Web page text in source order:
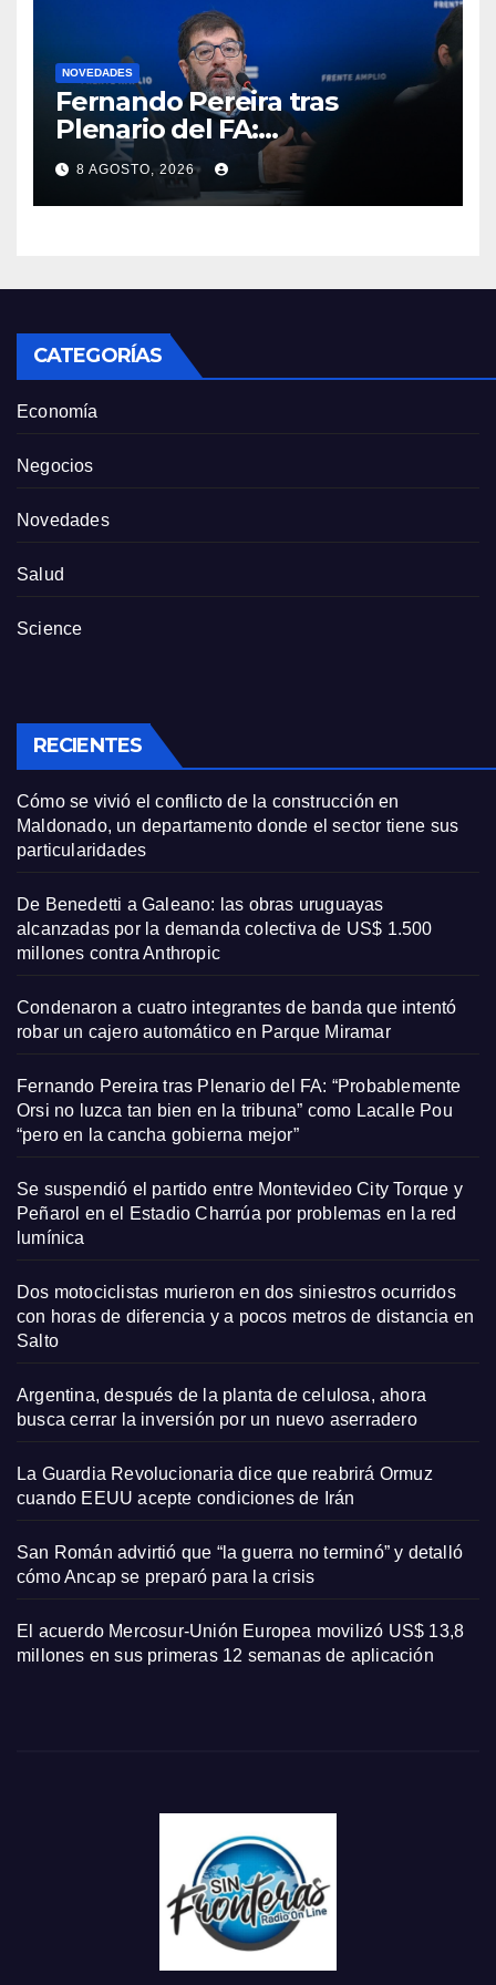
NOVEDADES
Fernando Pereira tras
Plenario del FA:
“Probablemente Orsi no
luzca tan bien en la tribuna”
como Lacalle Pou “pero en la
8 AGOSTO, 2026
CATEGORÍAS
Economía
Negocios
Novedades
Salud
Science
RECIENTES
Cómo se vivió el conflicto de la construcción en
Maldonado, un departamento donde el sector tiene sus
particularidades
De Benedetti a Galeano: las obras uruguayas
alcanzadas por la demanda colectiva de US$ 1.500
millones contra Anthropic
Condenaron a cuatro integrantes de banda que intentó
robar un cajero automático en Parque Miramar
Fernando Pereira tras Plenario del FA: “Probablemente
Orsi no luzca tan bien en la tribuna” como Lacalle Pou
“pero en la cancha gobierna mejor”
Se suspendió el partido entre Montevideo City Torque y
Peñarol en el Estadio Charrúa por problemas en la red
lumínica
Dos motociclistas murieron en dos siniestros ocurridos
con horas de diferencia y a pocos metros de distancia en
Salto
Argentina, después de la planta de celulosa, ahora
busca cerrar la inversión por un nuevo aserradero
La Guardia Revolucionaria dice que reabrirá Ormuz
cuando EEUU acepte condiciones de Irán
San Román advirtió que “la guerra no terminó” y detalló
cómo Ancap se preparó para la crisis
El acuerdo Mercosur-Unión Europea movilizó US$ 13,8
millones en sus primeras 12 semanas de aplicación